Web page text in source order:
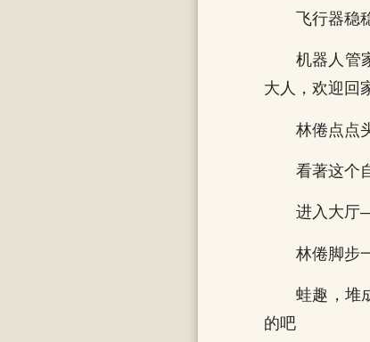
飞行器稳
机器人管
大人，欢迎回
林倦点点
看著这个
进入大
林倦脚步
蛙趣，堆
的吧